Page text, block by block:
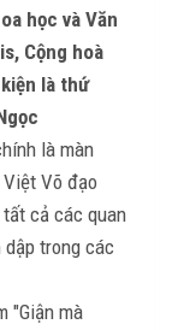
học và Văn
Cộng hoà
là thứ
là màn
Võ đạo
cả các quan
trong các
"Giận mà